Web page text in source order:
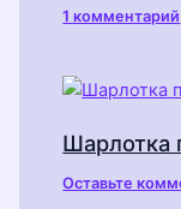
1 комментарий
Шарлотка
Оставьте